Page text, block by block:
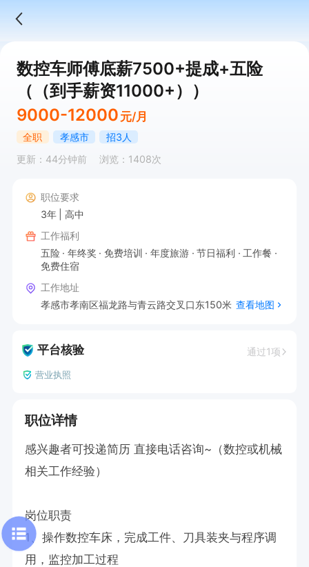
数控车师傅底薪7500+提成+五险
（（到手薪资11000+））
9000-12000 元/月
全职 孝感市
招3人
更新：44分钟前
浏览：1408次
职位要求
3年
高中
工作福利
五险
年终奖 免费培训 年度旅游 节日福利
工作餐
免费住宿
工作地址
孝感市孝南区福龙路与青云路交叉口东150米 查看地图
平台核验 通过1项
营业执照
职位详情
感兴趣者可投递简历 直接电话咨询~（数控或机械
相关工作经验）
岗位职责
1、操作数控车床，完成工件、刀具装夹与程序调
用，监控加工过程